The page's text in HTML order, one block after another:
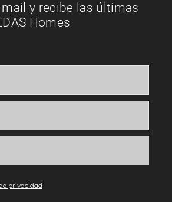
y recibe las últimas
Homes